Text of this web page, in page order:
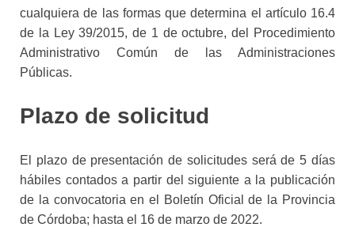
cualquiera de las formas que determina el artículo 16.4
de la Ley 39/2015, de 1 de octubre, del Procedimiento
Administrativo Común de las Administraciones
Públicas.
Plazo de solicitud
El plazo de presentación de solicitudes será de 5 días
hábi les contados a partir del siguiente a la publicación
de la convocatoria en el Boletín Oficial de la Provincia
de Córdoba; hasta el 16 de marzo de 2022.